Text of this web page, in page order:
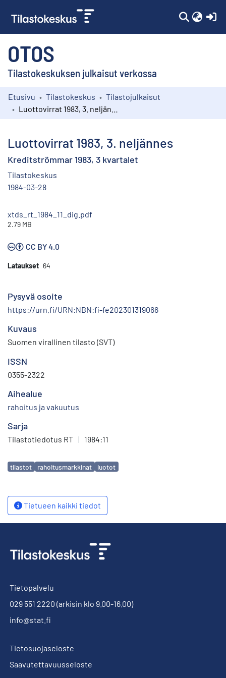
OTOS
Tilastokeskuksen julkaisut verkossa
Kokoelmat
Etusivu Tilastokeskus
Tilastojulkaisut
Luottovirrat 1983, 3. neljännes
Kreditströmmar 1983, 3 kvartalet
Tilastokeskus
1984-03-28
xtds_rt_1984_11_dig.pdf
2.79 MB
CC BY 4.0
Lataukset 64
Pysyvä osoite
https://urn.fi/URN:NBN:fi-fe202301319066
Kuvaus
Suomen virallinen tilasto (SVT)
ISSN
0355-2322
Aihealue
rahoitus ja vakuutus
Sarja
Tilastotiedotus RT | 1984:11
Avainsanat
tilastot rahoitusmarkkinat luotot
Tietueen kaikki tiedot
Tietopalvelu
029 551 2220 (arkisin klo 9.00-16.00)
info@stat.fi
Tietosuojaseloste
Saavutettavuusseloste